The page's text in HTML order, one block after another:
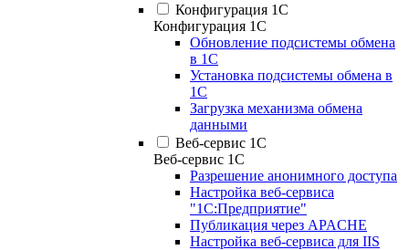
Конфигурация 1С
Конфигурация 1С
Обновление подсистемы обмена
в 1С
Установка подсистемы обмена в
1С
Загрузка механизма обмена
данными
Веб-сервис 1С
Веб-сервис 1С
Разрешение анонимного доступа
Настройка веб-сервиса
"1С:Предприятие"
Публикация через APACHE
Настройка веб-сервиса для IIS